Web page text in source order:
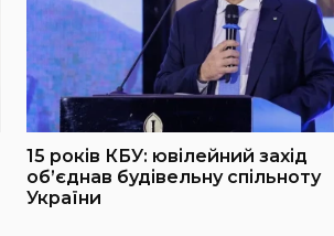
15 років КБУ: ювілейний захід
об’єднав будівельну спільноту
України